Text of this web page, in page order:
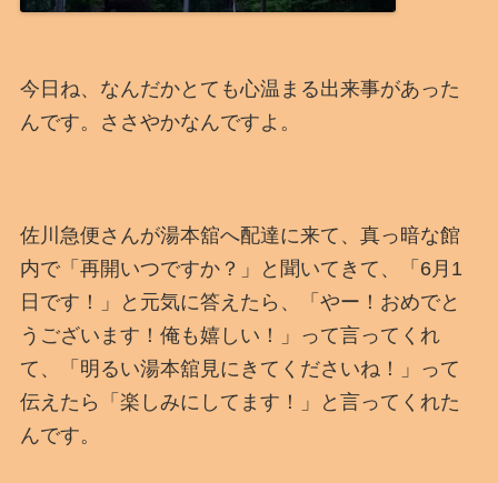
今日ね、なんだかとても心温まる出来事があった
んです。ささやかなんですよ。
佐川急便さんが湯本舘へ配達に来て、真っ暗な館
内で「再開いつですか？」と聞いてきて、「6月1
日です！」と元気に答えたら、「やー！おめでと
うございます！俺も嬉しい！」って言ってくれ
て、「明るい湯本舘見にきてくださいね！」って
伝えたら「楽しみにしてます！」と言ってくれた
んです。